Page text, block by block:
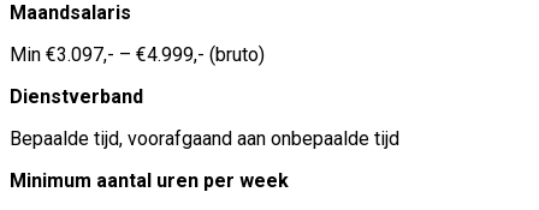
Maandsalaris
Min €3.097,- – €4.999,- (bruto)
Dienstverband
Bepaalde tijd, voorafgaand aan onbepaalde tijd
Minimum aantal uren per week